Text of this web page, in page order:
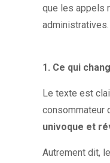
que les appels
administratives.
1. Ce qui
Le texte est
consommateur
univoque et
Autrement dit,